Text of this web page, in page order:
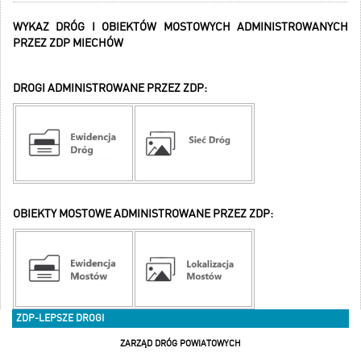
WYKAZ DRÓG I OBIEKTÓW MOSTOWYCH ADMINISTROWANYCH
PRZEZ ZDP MIECHÓW
DROGI ADMINISTROWANE PRZEZ ZDP:
OBIEKTY MOSTOWE ADMINISTROWANE PRZEZ ZDP:
ZDP-LEPSZE DROGI
ZARZĄD DRÓG POWIATOWYCH